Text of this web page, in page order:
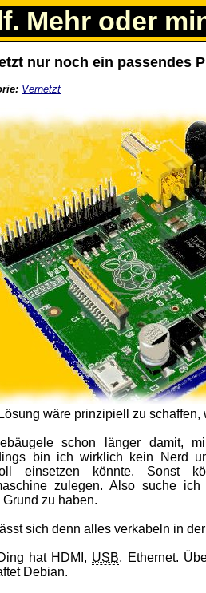
Mehr oder
nur noch ein passendes
Vernetzt
wäre prinzipiell zu
schon länger damit,
bin ich wirklich kein Nerd
einsetzen könnte. Sonst
zulegen. Also suche
zu haben.
sich denn alles verkabeln in
hat HDMI, USB, Ethernet.
Debian.